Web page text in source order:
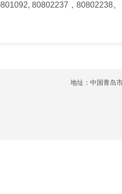
80802237，80802238。
地址：中国青岛